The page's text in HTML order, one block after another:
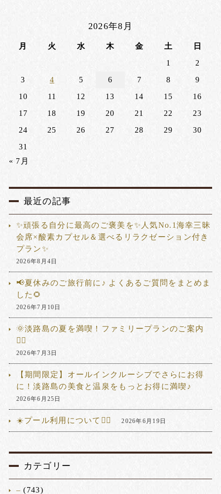
2026年8月
月 火 水 木 金 土
日
1
2
3
4 5 6 7 8
9
10
11 12 13 14 15
16
17
18 19 20 21 22
23
24
25 26 27 28 29
30
31
« 7月
最近の記事
✨頑張る自分に最高のご褒美を✨人気No.1海幸三昧
会席×酸素カプセル＆選べるリラクゼーション付き
プラン✨
2026年8月4日
📢夏休みのご旅行前に♪ よくあるご質問をまとめま
した🌻
2026年7月10日
🌞淡路島の夏を満喫！ファミリープランのご案内
🏊‍♂️
2026年7月3日
【期間限定】オールインクルーシブでさらにお得
に！淡路島の美食と温泉をもっとお得に満喫♪
2026年6月25日
☀️プール利用について🏊‍♂️ 2026年6月19日
カテゴリー
– (743)